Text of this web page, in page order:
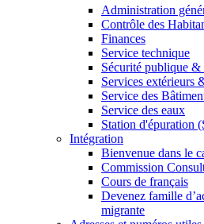
Administration
Contrôle des
Finances
Service technique
Sécurité publique &
Services extérieurs
Service des
Service des eaux
Station d'épuration
Intégration
Bienvenue dans le
Commission
Cours de français
Devenez famille
migrante